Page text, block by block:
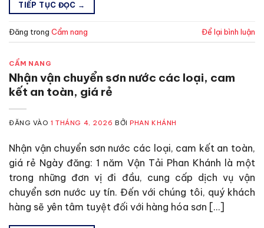
TIẾP TỤC ĐỌC →
Đăng trong Cẩm nang Để lại bình luận
CẨM NANG
Nhận vận chuyển sơn nước các loại, cam
kết an toàn, giá rẻ
ĐĂNG VÀO1 THÁNG 4, 2026 BỞIPHAN KHÁNH
Nhận vận chuyển sơn nước các loại, cam kết an toàn,
giá rẻ Ngày đăng: 1 năm Vận Tải Phan Khánh là một
trong những đơn vị đi đầu, cung cấp dịch vụ vận
chuyển sơn nước uy tín. Đến với chúng tôi, quý khách
hàng sẽ yên tâm tuyệt đối với hàng hóa sơn […]